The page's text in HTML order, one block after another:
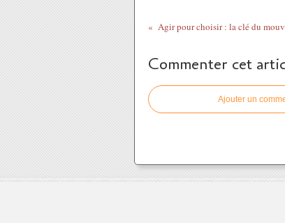
Agir pour choisir : la clé du
Commenter cet
Ajouter un